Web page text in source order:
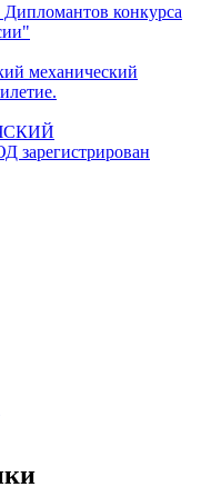
конкурса
механический